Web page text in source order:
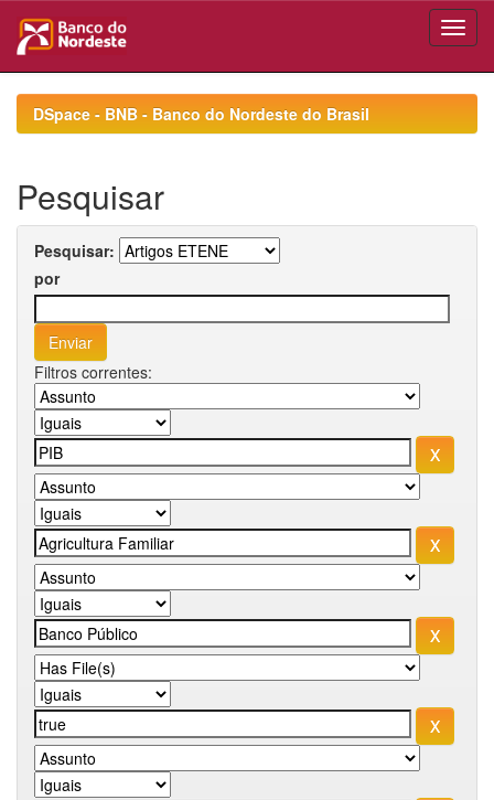
navigationDSpace - BNB - Banco do Nordeste do Brasil
Pesquisar
Pesquisar:
por
Filtros correntes: